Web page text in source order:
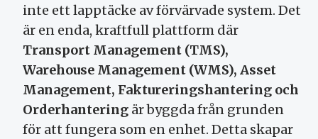
inte ett lapptäcke av förvärvade system. Det
är en enda, kraftfull plattform där
Transport Management (TMS),
Warehouse Management (WMS), Asset
Management, Faktureringshantering och
Orderhantering är byggda från grunden
för att fungera som en enhet. Detta skapar